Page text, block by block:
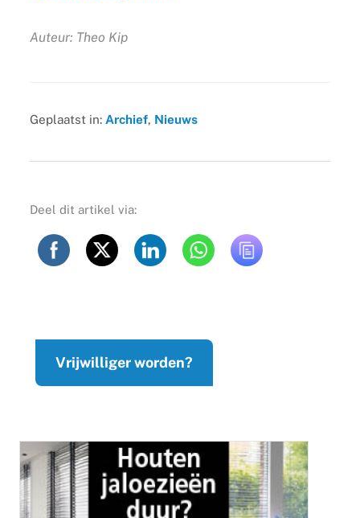
Auteur: Theo Kip
Geplaatst in: Archief, Nieuws
Deel dit artikel via:
Vrijwilliger worden?